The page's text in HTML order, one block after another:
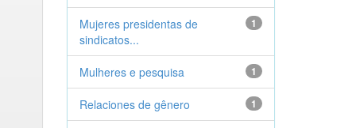
1
Mujeres presidentas de
sindicatos...
1
Mulheres e pesquisa
1
Relaciones de gênero